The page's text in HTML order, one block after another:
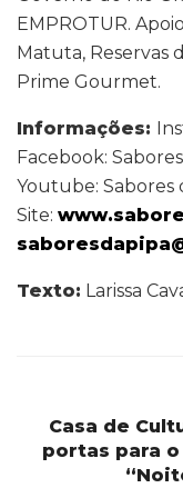
EMPROTUR.
Matuta, Reservas
Prime Gourmet.
Informações:
Facebook:
Youtube: Sabores
Site:
Texto: Larissa
Casa de
portas para